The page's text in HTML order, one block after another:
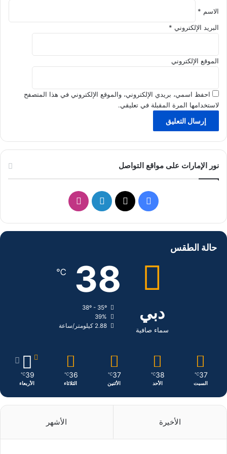
ع
ل
ع
ي
ف
عّ
الاسم *
البريد الإلكتروني *
الموقع الإلكتروني
احفظ اسمي، بريدي الإلكتروني، والموقع الإلكتروني في هذا المتصفح
لاستخدامها المرة المقبلة في تعليقي.
نور الإمارات على مواقع التواصل
ي
X
ي
د
ن
ن
ا
حالة الطقس
دبي
سماء صافية
38
℃
38º - 35º
39%
2.88 كيلومتر/ساعة
37
℃
السبت
38
℃
الأحد
37
℃
الأثنين
36
℃
الثلاثاء
39
℃
الأربعاء
الأخيرة الأشهر